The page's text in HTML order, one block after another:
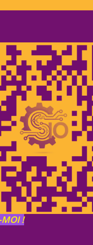
MOI !